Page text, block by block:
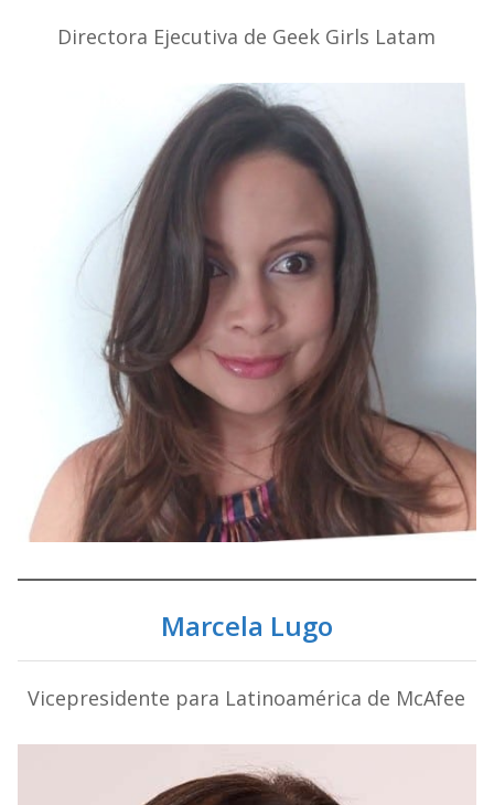
Directora Ejecutiva de Geek Girls Latam
Marcela Lugo
Vicepresidente para Latinoamérica de McAfee